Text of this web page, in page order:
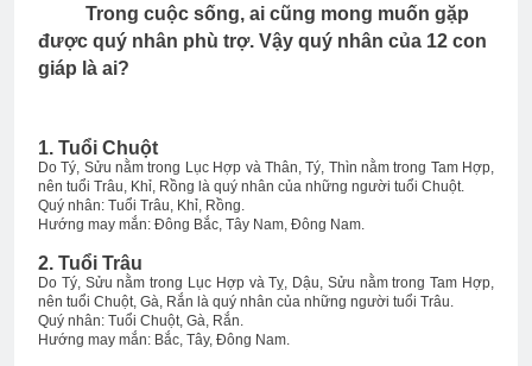
Trong cuộc sống, ai cũng mong muốn gặp
được quý nhân phù trợ. Vậy quý nhân của 12 con
giáp là ai?
1. Tuổi Chuột
Do Tý, Sửu nằm trong Lục Hợp và Thân, Tý, Thìn nằm trong Tam Hợp,
nên tuổi Trâu, Khỉ, Rồng là quý nhân của những người tuổi Chuột.
Quý nhân: Tuổi Trâu, Khỉ, Rồng.
Hướng may mắn: Đông Bắc, Tây Nam, Đông Nam.
2. Tuổi Trâu
Do Tý, Sửu nằm trong Lục Hợp và Tỵ, Dậu, Sửu nằm trong Tam Hợp,
nên tuổi Chuột, Gà, Rắn là quý nhân của những người tuổi Trâu.
Quý nhân: Tuổi Chuột, Gà, Rắn.
Hướng may mắn: Bắc, Tây, Đông Nam.